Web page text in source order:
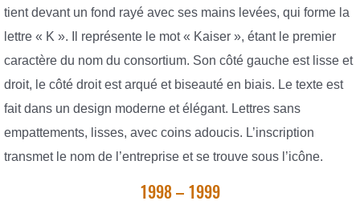
tient devant un fond rayé avec ses mains levées, qui forme la
lettre « K ». Il représente le mot « Kaiser », étant le premier
caractère du nom du consortium. Son côté gauche est lisse et
droit, le côté droit est arqué et biseauté en biais. Le texte est
fait dans un design moderne et élégant. Lettres sans
empattements, lisses, avec coins adoucis. L’inscription
transmet le nom de l’entreprise et se trouve sous l’icône.
1998 – 1999